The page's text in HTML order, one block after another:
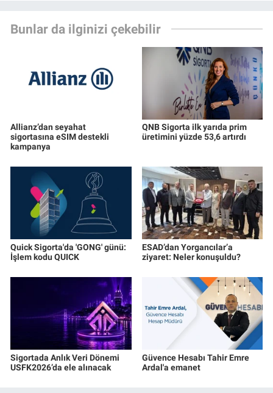
Bunlar da ilginizi çekebilir
Allianz’dan seyahat
sigortasına eSIM destekli
kampanya
QNB Sigorta ilk yarıda prim
üretimini yüzde 53,6 artırdı
Quick Sigorta'da 'GONG' günü:
İşlem kodu QUICK
ESAD’dan Yorgancılar’a
ziyaret: Neler konuşuldu?
Sigortada Anlık Veri Dönemi
USFK2026’da ele alınacak
Güvence Hesabı Tahir Emre
Ardal'a emanet